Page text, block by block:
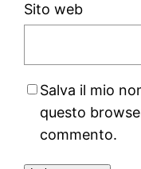
Sito web
Salva il mio
questo
commento.